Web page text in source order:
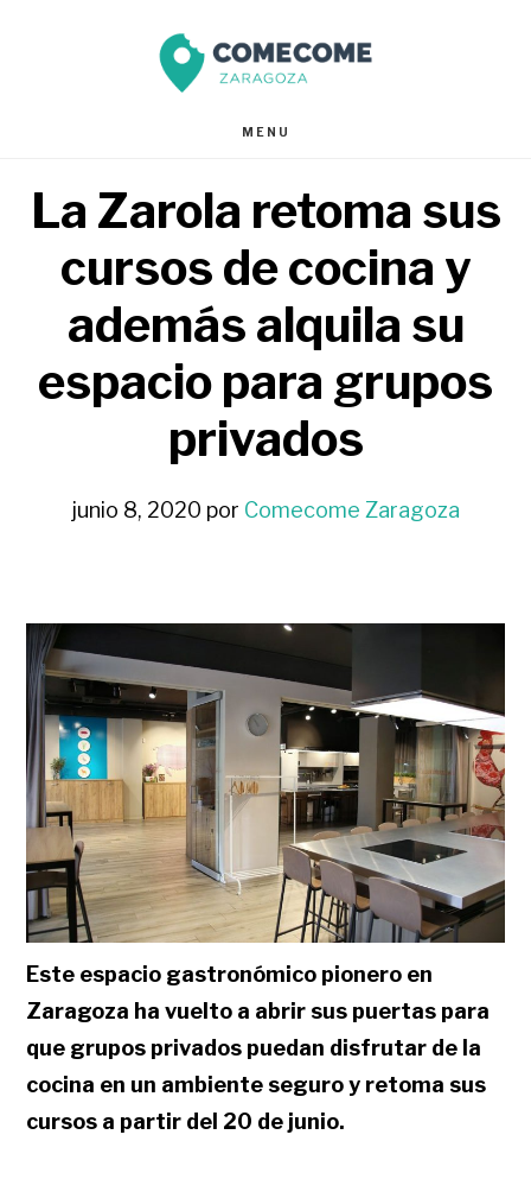
página
MENU
La Zarola retoma sus
cursos de cocina y
además alquila su
espacio para grupos
privados
junio 8, 2020 por Comecome Zaragoza
Este espacio gastronómico pionero en
Zaragoza ha vuelto a abrir sus puertas para
que grupos privados puedan disfrutar de la
cocina en un ambiente seguro y retoma sus
cursos a partir del 20 de junio.